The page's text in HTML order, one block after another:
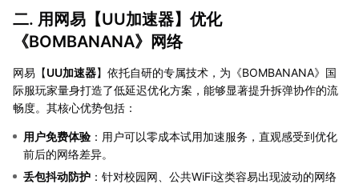
二. 用网易【UU加速器】优化
《BOMBANANA》网络
网易【UU加速器】依托自研的专属技术，为《BOMBANANA》国
际服玩家量身打造了低延迟优化方案，能够显著提升拆弹协作的流
畅度。其核心优势包括：
用户免费体验 ：用户可以零成本试用加速服务，直观感受到优化
前后的网络差异。
丢包抖动防护 ：针对校园网、公共WiFi这类容易出现波动的网络